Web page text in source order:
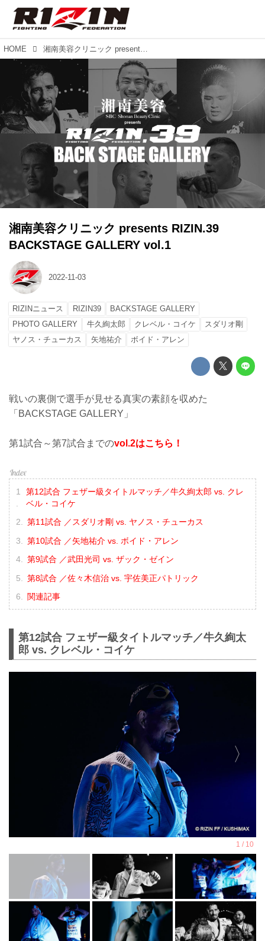
HOME 湘南美容クリニック presents RIZIN.39 BACKSTAGE GALLERY vol.1
湘南美容クリニック presents RIZIN.39
BACKSTAGE GALLERY vol.1
2022-11-03
RIZINニュース RIZIN39
BACKSTAGE GALLERY
PHOTO GALLERY
牛久絢太郎 クレベル・コイケ
スダリオ剛
ヤノス・チューカス
矢地祐介 ボイド・アレン
戦いの裏側で選手が見せる真実の素顔を収めた
「BACKSTAGE GALLERY」
第1試合～第7試合までのvol.2はこちら！
第12試合 フェザー級タイトルマッチ／牛久絢太郎 vs. クレ
ベル・コイケ
第11試合 ／スダリオ剛 vs. ヤノス・チューカス
第10試合 ／矢地祐介 vs. ボイド・アレン
第9試合 ／武田光司 vs. ザック・ゼイン
第8試合 ／佐々木信治 vs. 宇佐美正パトリック
関連記事
第12試合 フェザー級タイトルマッチ／牛久絢太
郎 vs. クレベル・コイケ